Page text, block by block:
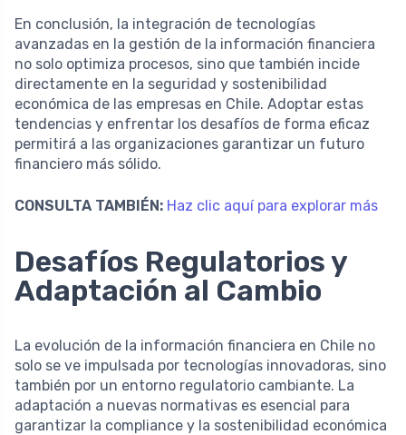
En conclusión, la integración de tecnologías
avanzadas en la gestión de la información financiera
no solo optimiza procesos, sino que también incide
directamente en la seguridad y sostenibilidad
económica de las empresas en Chile. Adoptar estas
tendencias y enfrentar los desafíos de forma eficaz
permitirá a las organizaciones garantizar un futuro
financiero más sólido.
CONSULTA TAMBIÉN: Haz clic aquí para explorar más
Desafíos Regulatorios y
Adaptación al Cambio
La evolución de la información financiera en Chile no
solo se ve impulsada por tecnologías innovadoras, sino
también por un entorno regulatorio cambiante. La
adaptación a nuevas normativas es esencial para
garantizar la compliance y la sostenibilidad económica